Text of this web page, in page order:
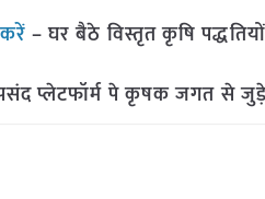
– घर बैठे विस्तृत कृषि
प्लेटफॉर्म पे कृषक जगत से